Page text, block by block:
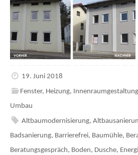
19. Juni 2018
Fenster, Heizung, Innenraumgestaltung
Umbau
Altbaumodernisierung,
Badsanierung, Barrierefrei, Baumühle,
Beratungsgespräch, Boden, Dusche,